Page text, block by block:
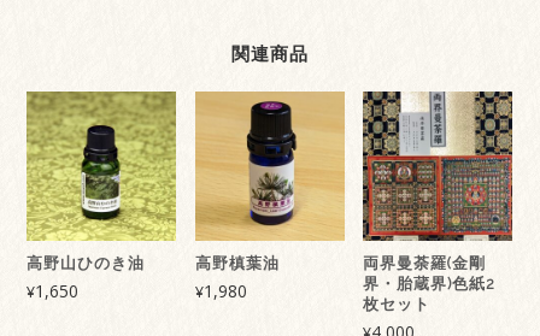
ゅ
ー
12
個
入
り
個
関連商品
高野山ひのき油
¥1,650
高野槙葉油
¥1,980
両界曼荼羅(金剛
界・胎蔵界)色紙2
枚セット